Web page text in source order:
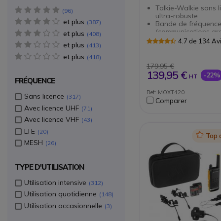
Talkie-Walkie sans
ultra-robuste
Bande de
(communications
Fonctionne sur 16
automatique des
utilisés
Qualité audio HD :
Technologie VOX :
automatique de la
de 20 heures en
communication
Adapté aux
extrêmes : conforme
normes militaires
Produit certifié IP55 :
protection contre
poussières et les
d’eau
4.7 de 134
179,95 €
139,95 € HT -22%
Ref: MOXT420
Comparer
IconTop
5 star(s)
96
et plus 4 star(s)
387
et plus 3 star(s)
408
et plus 2 star(s)
413
et plus 1 star(s)
418
FRÉQUENCE
Sans licence 317
Avec licence UHF 71
Avec licence VHF 43
LTE 20
MESH 26
TYPE D'UTILISATION
Utilisation intensive 312
Utilisation quotidienne 148
Utilisation occasionnelle 3